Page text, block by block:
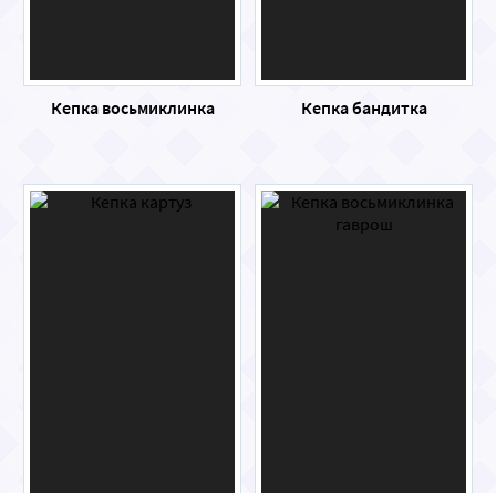
Кепка восьмиклинка Кепка бандитка